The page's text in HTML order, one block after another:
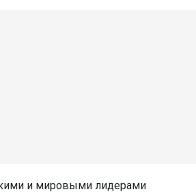
и мировыми лидерами